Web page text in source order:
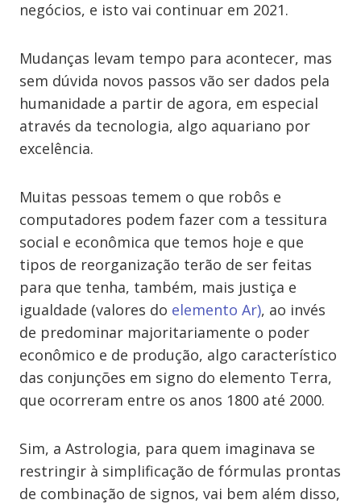
negócios, e isto vai continuar em 2021.
Mudanças levam tempo para acontecer, mas
sem dúvida novos passos vão ser dados pela
humanidade a partir de agora, em especial
através da tecnologia, algo aquariano por
excelência.
Muitas pessoas temem o que robôs e
computadores podem fazer com a tessitura
social e econômica que temos hoje e que
tipos de reorganização terão de ser feitas
para que tenha, também, mais justiça e
igualdade (valores do elemento Ar), ao invés
de predominar majoritariamente o poder
econômico e de produção, algo característico
das conjunções em signo do elemento Terra,
que ocorreram entre os anos 1800 até 2000.
Sim, a Astrologia, para quem imaginava se
restringir à simplificação de fórmulas prontas
de combinação de signos, vai bem além disso,